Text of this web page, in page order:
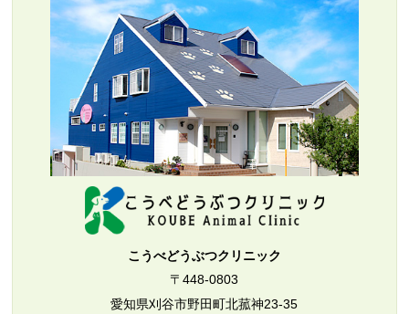
こうべどうぶつクリニック
〒448-0803
愛知県刈谷市野田町北菰神23-35